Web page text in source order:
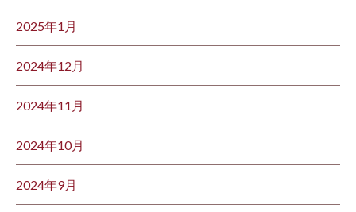
2025年1月
2024年12月
2024年11月
2024年10月
2024年9月